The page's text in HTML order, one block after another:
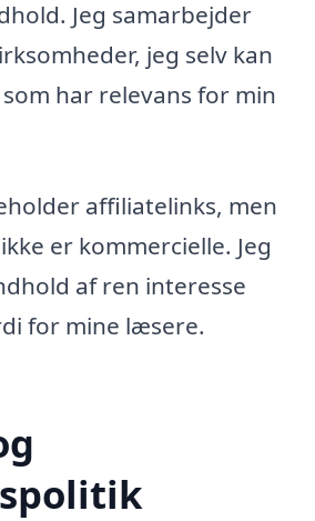
Jeg samarbejder
jeg selv kan
har relevans for min
affiliatelinks, men
er kommercielle. Jeg
af ren interesse
for mine læsere.